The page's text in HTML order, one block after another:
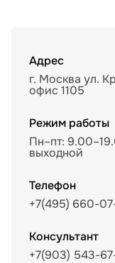
Адрес
г. Москва ул.
офис 1105
Режим работы
Пн–пт:
выходной
Телефон
+7(495) 660-
Консультант
+7(903) 543-